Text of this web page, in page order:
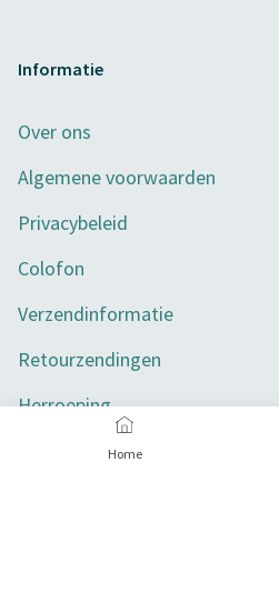
Home
Informatie
Over ons
Algemene voorwaarden
Privacybeleid
Colofon
Verzendinformatie
Retourzendingen
Herroeping
Toegankelijkheid